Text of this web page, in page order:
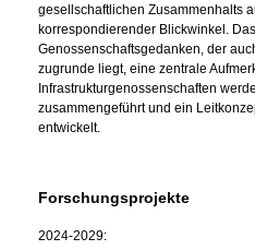
gesellschaftlichen Zusammenhalts
korrespondierender Blickwinkel.
Genossenschaftsgedanken, der
zugrunde liegt, eine zentrale
Infrastrukturgenossenschaften
zusammengeführt und ein
entwickelt.
Forschungsprojekte
2024-2029: